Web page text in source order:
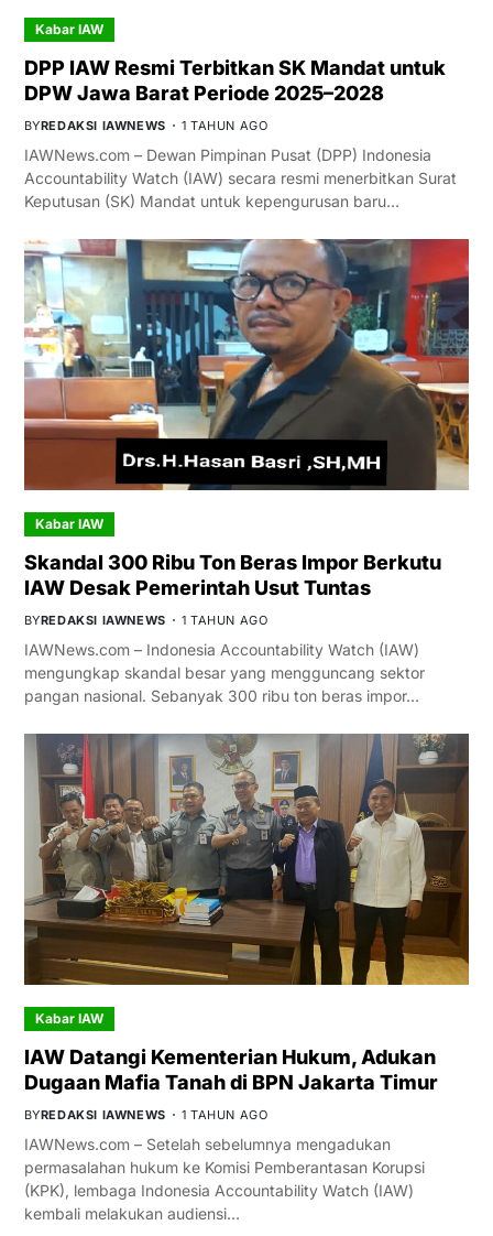
Kabar IAW
DPP IAW Resmi Terbitkan SK Mandat untuk
DPW Jawa Barat Periode 2025–2028
BYREDAKSI IAWNEWS 1 TAHUN AGO
IAWNews.com – Dewan Pimpinan Pusat (DPP) Indonesia
Accountability Watch (IAW) secara resmi menerbitkan Surat
Keputusan (SK) Mandat untuk kepengurusan baru…
Kabar IAW
Skandal 300 Ribu Ton Beras Impor Berkutu
IAW Desak Pemerintah Usut Tuntas
BYREDAKSI IAWNEWS 1 TAHUN AGO
IAWNews.com – Indonesia Accountability Watch (IAW)
mengungkap skandal besar yang mengguncang sektor
pangan nasional. Sebanyak 300 ribu ton beras impor…
Kabar IAW
IAW Datangi Kementerian Hukum, Adukan
Dugaan Mafia Tanah di BPN Jakarta Timur
BYREDAKSI IAWNEWS 1 TAHUN AGO
IAWNews.com – Setelah sebelumnya mengadukan
permasalahan hukum ke Komisi Pemberantasan Korupsi
(KPK), lembaga Indonesia Accountability Watch (IAW)
kembali melakukan audiensi…